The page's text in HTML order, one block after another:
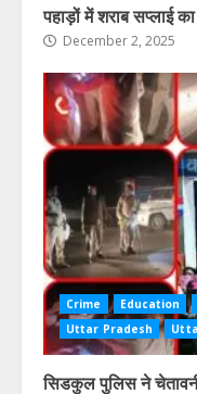
पहाड़ों में शराब सप्लाई
December 2, 2025
Crime Education
Uttar Pradesh
सिडकुल पुलिस ने चेतावनी